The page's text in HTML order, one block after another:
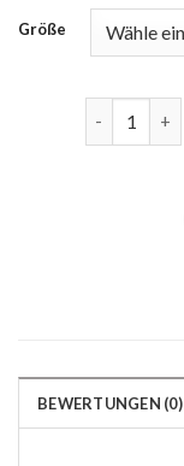
Größe
BEWERTUNGEN (0)